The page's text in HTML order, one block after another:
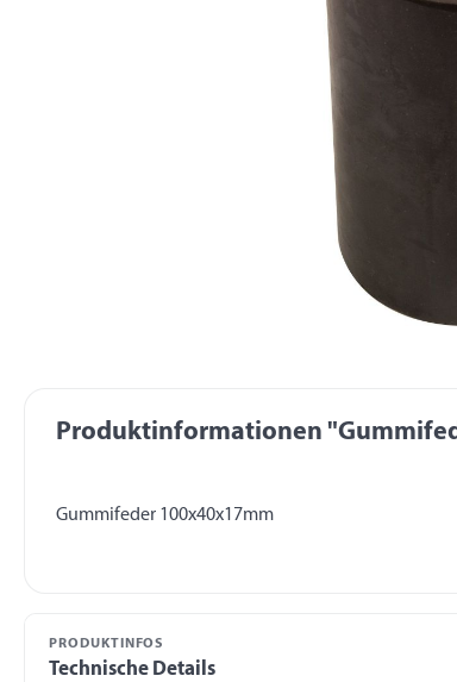
Produktinformationen
Gummifeder 100x40x17mm
PRODUKTINFOS
Technische Details